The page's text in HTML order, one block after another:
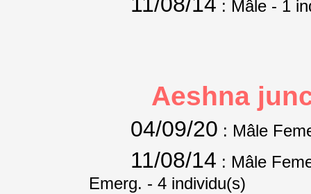
: Mâle - 1
Aeshna
04/09/20 : Mâle
11/08/14 : Mâle
Emerg. - 4 individu(s)